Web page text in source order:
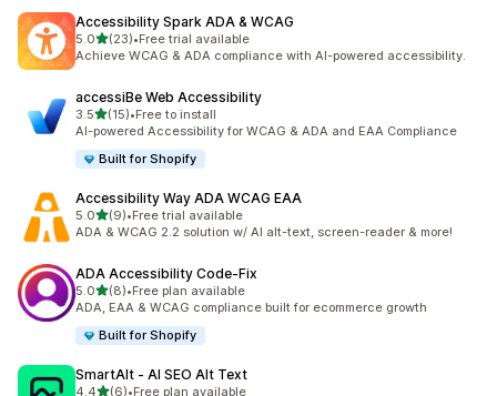
Accessibility Spark ADA & WCAG
5.0滿分 5 顆星
(23)
共有 23 則評價
•Free trial available
Achieve WCAG & ADA compliance with AI-powered accessibility.
accessiBe Web Accessibility
3.5滿分 5 顆星
(15)
共有 15 則評價
•Free to install
AI-powered Accessibility for WCAG & ADA and EAA Compliance
Built for Shopify
Accessibility Way ADA WCAG EAA
5.0滿分 5 顆星
(9)
共有 9 則評價
•Free trial available
ADA & WCAG 2.2 solution w/ AI alt-text, screen-reader & more!
ADA Accessibility Code‑Fix
5.0滿分 5 顆星
(8)
共有 8 則評價
•Free plan available
ADA, EAA & WCAG compliance built for ecommerce growth
Built for Shopify
SmartAlt ‑ AI SEO Alt Text
4.4滿分 5 顆星
(6)•Free plan available